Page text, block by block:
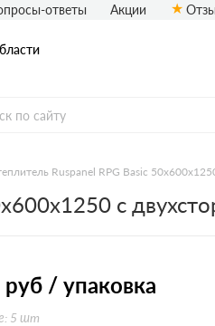
паз
ответы Акции
Ruspanel RPG Basic
с
руб / упаковка
5 шт